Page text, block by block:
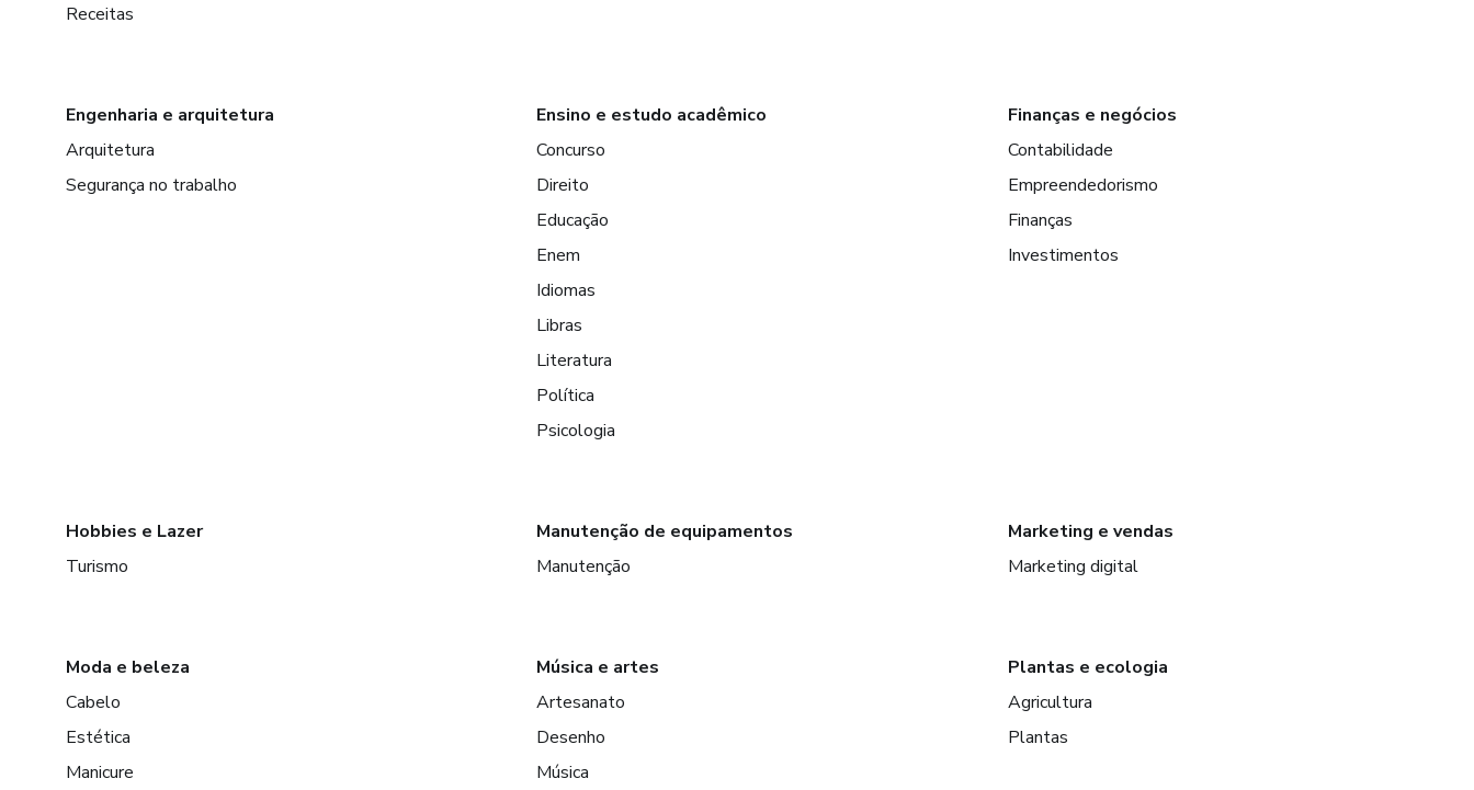
Receitas
Engenharia e arquitetura
Arquitetura
Segurança no trabalho
Ensino e estudo acadêmico
Concurso
Direito
Educação
Enem
Idiomas
Libras
Literatura
Política
Psicologia
Finanças e negócios
Contabilidade
Empreendedorismo
Finanças
Investimentos
Hobbies e Lazer
Turismo
Manutenção de equipamentos
Manutenção
Marketing e vendas
Marketing digital
Moda e beleza
Cabelo
Estética
Manicure
Música e artes
Artesanato
Desenho
Música
Plantas e ecologia
Agricultura
Plantas